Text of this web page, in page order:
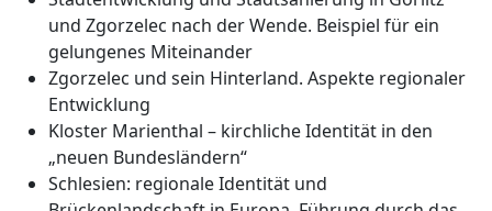
und Zgorzelec nach der Wende. Beispiel für ein
gelungenes Miteinander
Zgorzelec und sein Hinterland. Aspekte regionaler
Entwicklung
Kloster Marienthal – kirchliche Identität in den
„neuen Bundesländern“
Schlesien: regionale Identität und